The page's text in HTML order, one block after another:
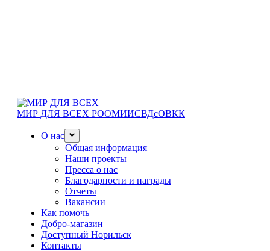
МИР ДЛЯ ВСЕХ РООМИИСВДсОВКК
О нас
Общая информация
Наши проекты
Пресса о нас
Благодарности и награды
Отчеты
Вакансии
Как помочь
Добро-магазин
Доступный Норильск
Контакты